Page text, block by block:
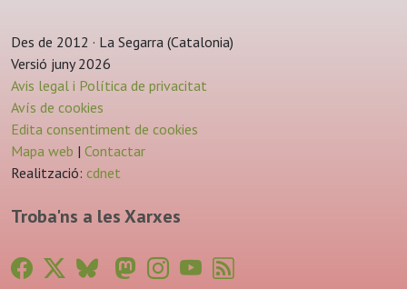
Des de 2012 · La Segarra (Catalonia)
Versió juny 2026
Avis legal i Política de privacitat
Avís de cookies
Edita consentiment de cookies
Mapa web | Contactar
Realització: cdnet
Troba'ns a les Xarxes